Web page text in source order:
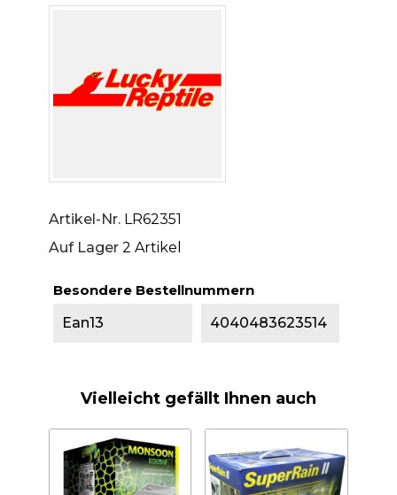
Artikel-Nr. LR62351
Auf Lager 2 Artikel
Besondere Bestellnummern
Ean13
4040483623514
Vielleicht gefällt Ihnen auch